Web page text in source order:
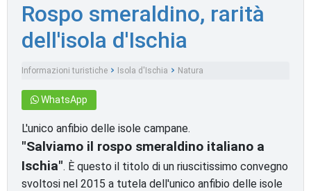
Rospo smeraldino, rarità
dell'isola d'Ischia
Informazioni turistiche Isola d'Ischia Natura
WhatsApp
L'unico anfibio delle isole campane.
"Salviamo il rospo smeraldino italiano a
Ischia". È questo il titolo di un riuscitissimo convegno
svoltosi nel 2015 a tutela dell'unico anfibio delle isole